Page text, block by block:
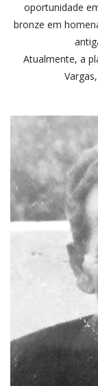
oportunidade
bronze em
Atualmente, a